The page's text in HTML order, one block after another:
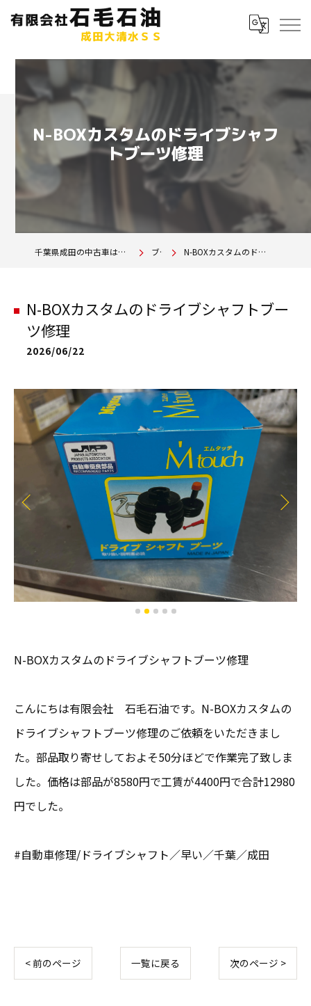
N-BOXカスタムのドライブシャフ
トブーツ修理
千葉県成田の中古車は有限会社石毛石油 成田大清水SS ブログ N-BOXカスタムのドライブシャフトブーツ修理
N-BOXカスタムのドライブシャフトブー
ツ修理
2026/06/22
N-BOXカスタムのドライブシャフトブーツ修理
こんにちは有限会社 石毛石油です。N-BOXカスタムの
ドライブシャフトブーツ修理のご依頼をいただきまし
た。部品取り寄せしておよそ50分ほどで作業完了致しま
した。価格は部品が8580円で工賃が4400円で合計12980
円でした。
#自動車修理/ドライブシャフト／早い／千葉／成田
< 前のページ 一覧に戻る 次のページ >